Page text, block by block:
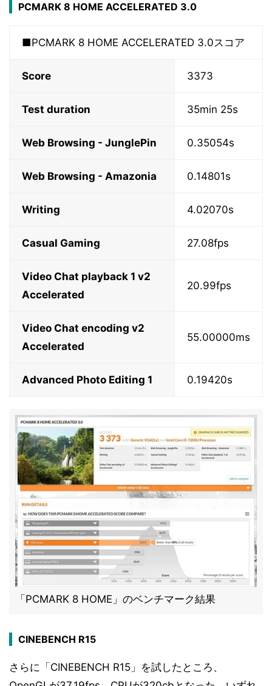
PCMARK 8 HOME ACCELERATED 3.0
■PCMARK 8 HOME ACCELERATED 3.0スコア
Score 3373
Test duration 35min 25s
Web Browsing - JunglePin 0.35054s
Web Browsing - Amazonia 0.14801s
Writing 4.02070s
Casual Gaming 27.08fps
Video Chat playback 1 v2
Accelerated
20.99fps
Video Chat encoding v2
Accelerated
55.00000ms
Advanced Photo Editing 1 0.19420s
「PCMARK 8 HOME」のベンチマーク結果
CINEBENCH R15
さらに「CINEBENCH R15」を試したところ、